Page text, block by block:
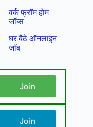
वर्क फ्रॉम होम
जॉब्स
घर बैठे ऑनलाइन
जॉब
Join
Join